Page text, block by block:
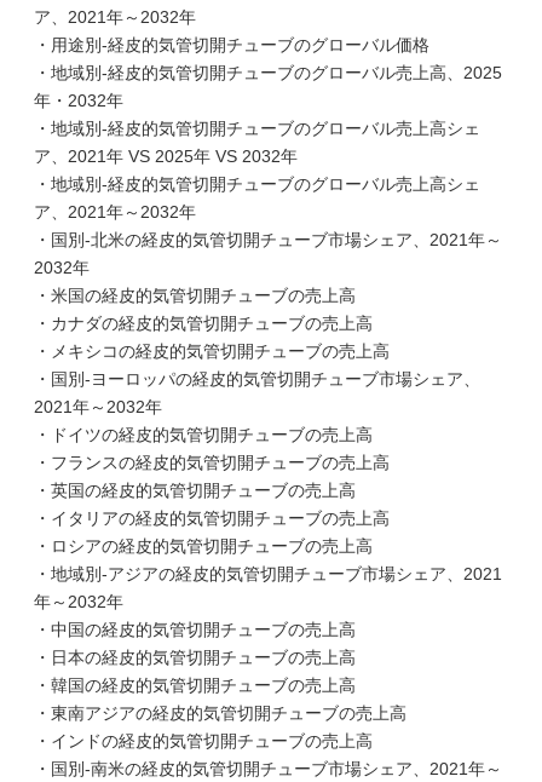
ア、2021年～2032年
・用途別-経皮的気管切開チューブのグローバル価格
・地域別-経皮的気管切開チューブのグローバル売上高、2025
年・2032年
・地域別-経皮的気管切開チューブのグローバル売上高シェ
ア、2021年 VS 2025年 VS 2032年
・地域別-経皮的気管切開チューブのグローバル売上高シェ
ア、2021年～2032年
・国別-北米の経皮的気管切開チューブ市場シェア、2021年～
2032年
・米国の経皮的気管切開チューブの売上高
・カナダの経皮的気管切開チューブの売上高
・メキシコの経皮的気管切開チューブの売上高
・国別-ヨーロッパの経皮的気管切開チューブ市場シェア、
2021年～2032年
・ドイツの経皮的気管切開チューブの売上高
・フランスの経皮的気管切開チューブの売上高
・英国の経皮的気管切開チューブの売上高
・イタリアの経皮的気管切開チューブの売上高
・ロシアの経皮的気管切開チューブの売上高
・地域別-アジアの経皮的気管切開チューブ市場シェア、2021
年～2032年
・中国の経皮的気管切開チューブの売上高
・日本の経皮的気管切開チューブの売上高
・韓国の経皮的気管切開チューブの売上高
・東南アジアの経皮的気管切開チューブの売上高
・インドの経皮的気管切開チューブの売上高
・国別-南米の経皮的気管切開チューブ市場シェア、2021年～